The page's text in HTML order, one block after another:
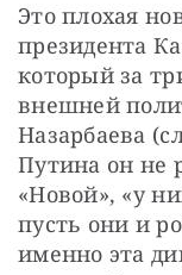
Это плохая
президента
который за
внешней
Назарбаева
Путина он не
«Новой», «у
пусть они и
именно эта